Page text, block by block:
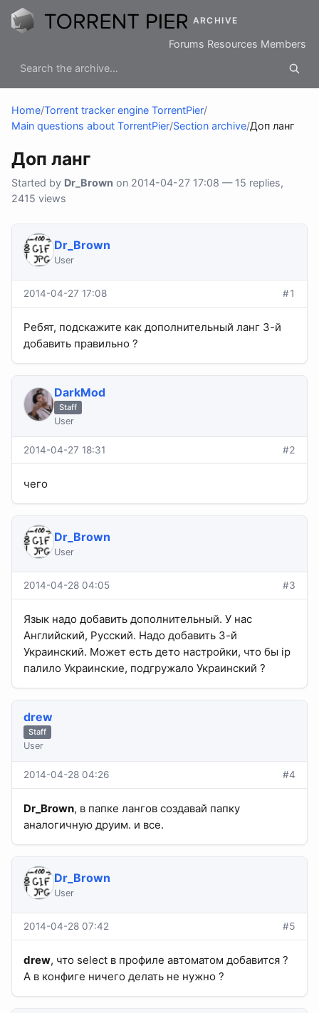
ARCHIVE
Forums Resources Members
Home/Torrent tracker engine TorrentPier/
Main questions about TorrentPier/Section archive/Доп ланг
Доп ланг
Started by Dr_Brown on 2014-04-27 17:08 — 15 replies,
2415 views
Dr_Brown
User
2014-04-27 17:08 #1
Ребят, подскажите как дополнительный ланг 3-й
добавить правильно ?
DarkMod
Staff
User
2014-04-27 18:31 #2
чего
Dr_Brown
User
2014-04-28 04:05 #3
Язык надо добавить дополнительный. У нас
Английский, Русский. Надо добавить 3-й
Украинский. Может есть дето настройки, что бы ip
палило Украинские, подгружало Украинский ?
drew
Staff
User
2014-04-28 04:26 #4
Dr_Brown, в папке лангов создавай папку
аналогичную друим. и все.
Dr_Brown
User
2014-04-28 07:42 #5
drew, что select в профиле автоматом добавится ?
А в конфиге ничего делать не нужно ?